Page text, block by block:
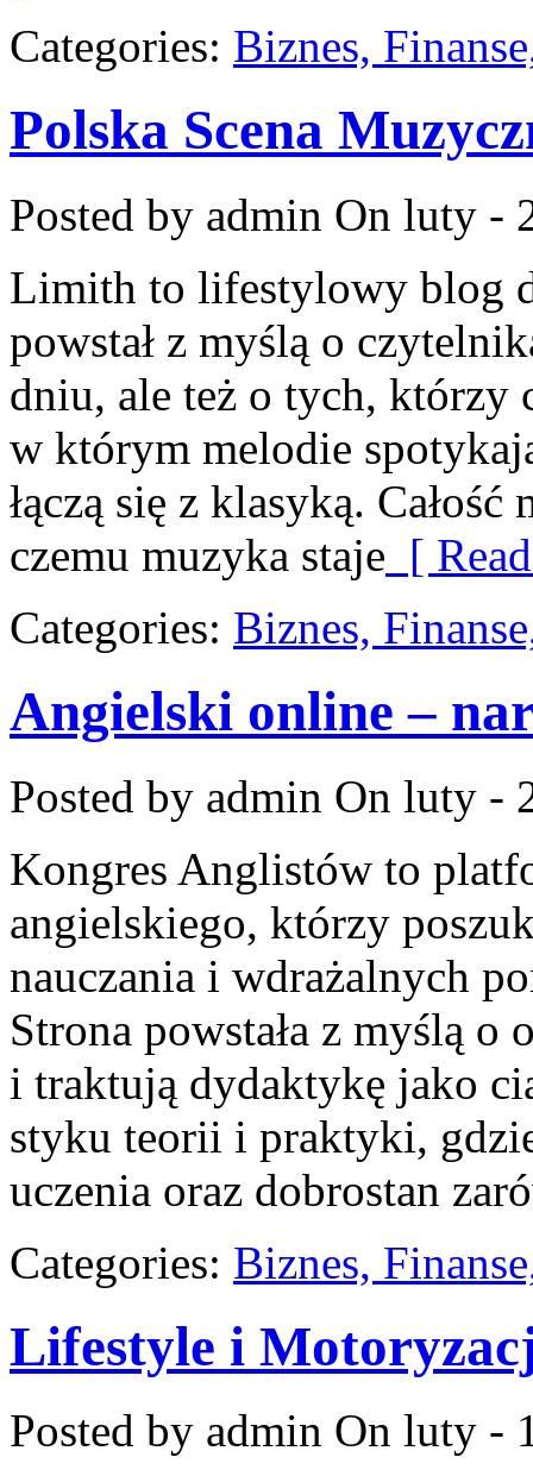
Categories: Biznes,
Polska Scena
Posted by admin On luty -
Limith to lifestylowy blog
powstał z myślą o
dniu, ale też o tych, którzy
w którym melodie
łączą się z klasyką.
czemu muzyka staje [
Categories: Biznes,
Angielski online –
Posted by admin On luty -
Kongres Anglistów to
angielskiego, którzy
nauczania i wdrażalnych
Strona powstała z myślą o
i traktują dydaktykę jako
styku teorii i praktyki,
uczenia oraz dobrostan
Categories: Biznes,
Lifestyle i
Posted by admin On luty -